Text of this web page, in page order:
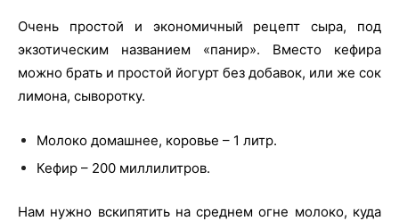
Очень простой и экономичный рецепт сыра, под
экзотическим названием «панир». Вместо кефира
можно брать и простой йогурт без добавок, или же сок
лимона, сыворотку.
Молоко домашнее, коровье – 1 литр.
Кефир – 200 миллилитров.
Нам нужно вскипятить на среднем огне молоко, куда